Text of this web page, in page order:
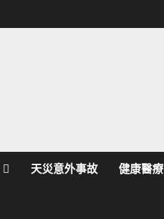
天災意外事故 健康醫療